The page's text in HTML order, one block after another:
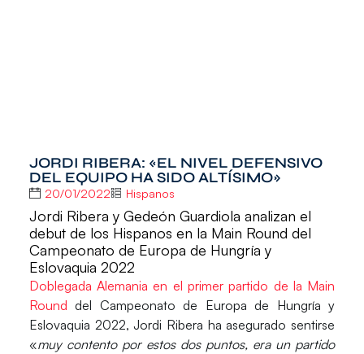
JORDI RIBERA: «EL NIVEL DEFENSIVO
DEL EQUIPO HA SIDO ALTÍSIMO»
20/01/2022 Hispanos
Jordi Ribera y Gedeón Guardiola analizan el
debut de los Hispanos en la Main Round del
Campeonato de Europa de Hungría y
Eslovaquia 2022
Doblegada Alemania en el primer partido de la Main
Round del Campeonato de Europa de Hungría y
Eslovaquia 2022,Jordi Ribera ha asegurado sentirse
«muy contento por estos dos puntos, era un partido